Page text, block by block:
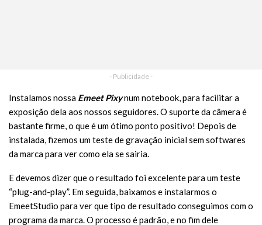
- Publicidade -
Instalamos nossa Emeet Pixynum notebook, para facilitar a
exposição dela aos nossos seguidores. O suporte da câmera é
bastante firme, o que é um ótimo ponto positivo! Depois de
instalada, fizemos um teste de gravação inicial sem softwares
da marca para ver como ela se sairia.
E devemos dizer que o resultado foi excelente para um teste
“plug-and-play”. Em seguida, baixamos e instalarmos o
EmeetStudio para ver que tipo de resultado conseguimos com o
programa da marca. O processo é padrão, e no fim dele